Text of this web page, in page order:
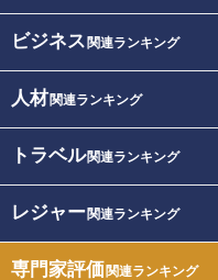
ビジネス 関連ランキング
人材関連ランキング
トラベル関連ランキング
レジャー関連ランキング
専門家評価関連ランキング